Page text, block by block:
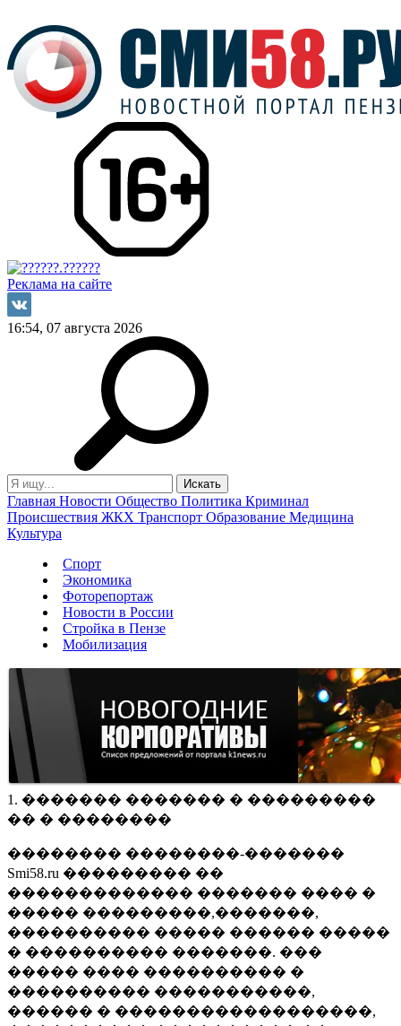
Реклама на сайте
16:54, 07 августа 2026
Главная Новости Общество Политика Криминал
Происшествия ЖКХ Транспорт Образование Медицина
Культура
Спорт
Экономика
Фоторепортаж
Новости в России
Стройка в Пензе
Мобилизация
1. ������� ������� � ���������
�� � ��������
�������� ��������-�������
Smi58.ru ��������� ��
������������� ������� ���� �
����� ���������,�������,
���������� ����� ������ �����
� ���������� �������. ���
����� ���� ���������� �
���������� �����������,
������ � ������������������,